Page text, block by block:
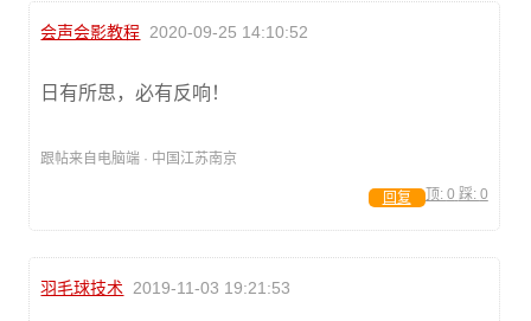
会声会影教程 2020-09-25 14:10:52
日有所思，必有反响！
跟帖来自电脑端 · 中国江苏南京
顶: 0 踩: 0
回复
羽毛球技术 2019-11-03 19:21:53